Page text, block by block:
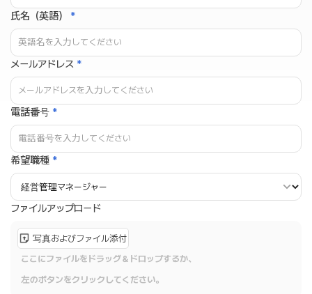
氏名（英語） *
メールアドレス *
電話番号 *
希望職種 *
ファイルアップロード
写真およびファイル添付
ここにファイルをドラッグ＆ドロップするか、
左のボタンをクリックしてください。